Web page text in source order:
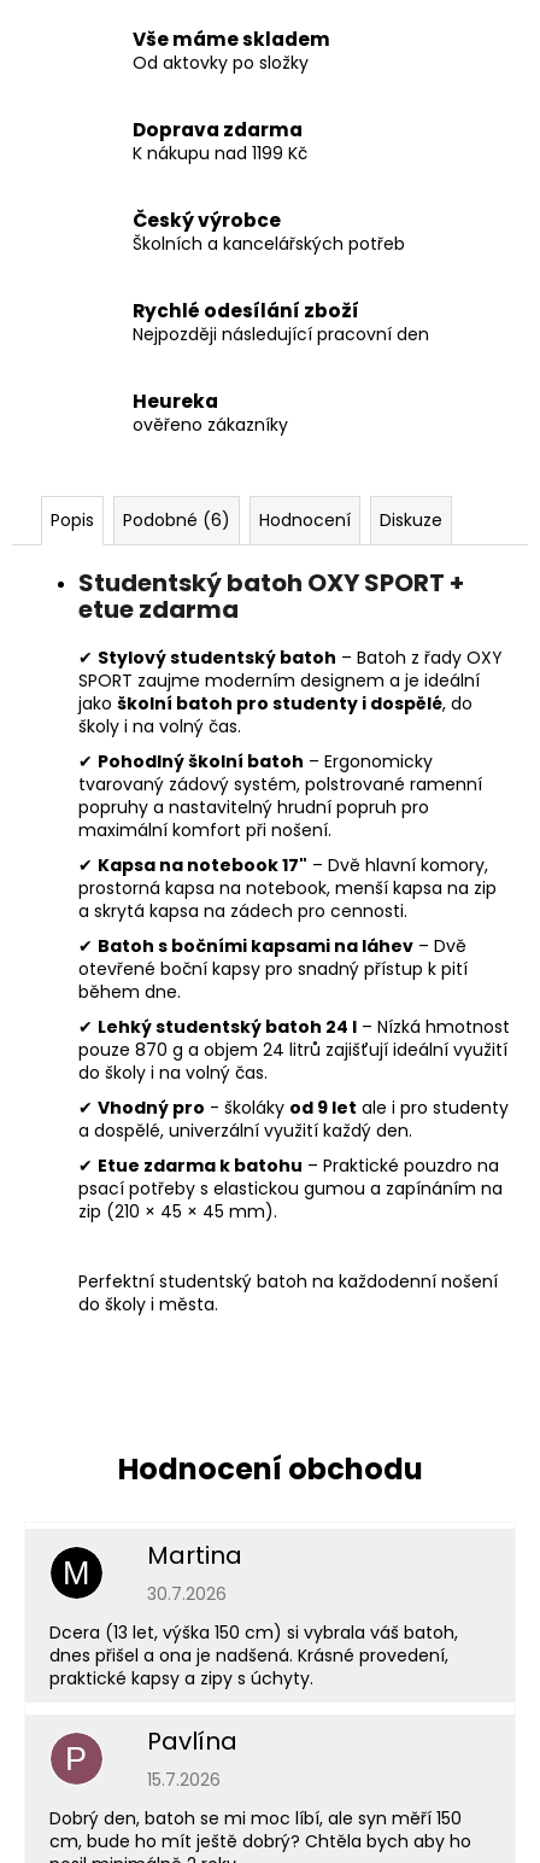
Vše máme skladem
Od aktovky po složky
Doprava zdarma
K nákupu nad 1199 Kč
Český výrobce
Školních a kancelářských potřeb
Rychlé odesílání zboží
Nejpozději následující pracovní den
Heureka
ověřeno zákazníky
Popis Podobné (6) Hodnocení Diskuze
Studentský batoh OXY SPORT +
etue zdarma
✔ Stylový studentský batoh – Batoh z řady OXY
SPORT zaujme moderním designem a je ideální
jako školní batoh pro studenty i dospělé, do
školy i na volný čas.
✔ Pohodlný školní batoh – Ergonomicky
tvarovaný zádový systém, polstrované ramenní
popruhy a nastavitelný hrudní popruh pro
maximální komfort při nošení.
✔ Kapsa na notebook 17" – Dvě hlavní komory,
prostorná kapsa na notebook, menší kapsa na zip
a skrytá kapsa na zádech pro cennosti.
✔ Batoh s bočními kapsami na láhev – Dvě
otevřené boční kapsy pro snadný přístup k pití
během dne.
✔ Lehký studentský batoh 24 l – Nízká hmotnost
pouze 870 g a objem 24 litrů zajišťují ideální využití
do školy i na volný čas.
✔ Vhodný pro - školáky od 9 let ale i pro studenty
a dospělé, univerzální využití každý den.
✔ Etue zdarma k batohu – Praktické pouzdro na
psací potřeby s elastickou gumou a zapínáním na
zip (210 × 45 × 45 mm).
Perfektní studentský batoh na každodenní nošení
do školy i města.
M Martina
Hodnocení obchodu je 5 z 5 hvězdiček.
30.7.2026
Dcera (13 let, výška 150 cm) si vybrala váš batoh,
dnes přišel a ona je nadšená. Krásné provedení,
praktické kapsy a zipy s úchyty.
P Pavlína
Hodnocení obchodu je 5 z 5 hvězdiček.
15.7.2026
Dobrý den, batoh se mi moc líbí, ale syn měří 150
cm, bude ho mít ještě dobrý? Chtěla bych aby ho